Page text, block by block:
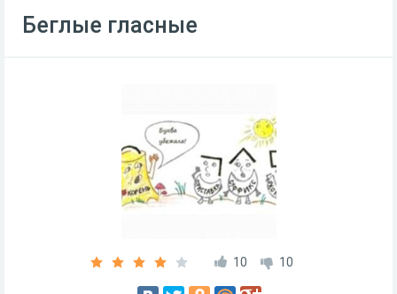
Беглые гласные
10 10